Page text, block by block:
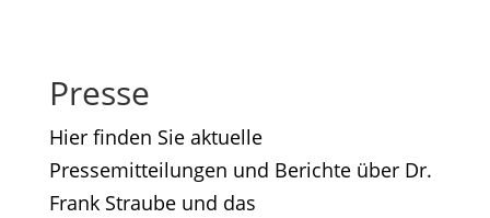
Presse
Hier finden Sie aktuelle
Pressemitteilungen und Berichte über Dr.
Frank Straube und das